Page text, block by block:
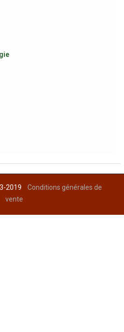
2019Conditions générales de
vente